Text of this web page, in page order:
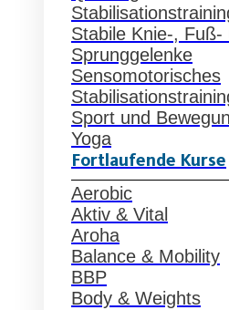
Stabile Knie-, Fuß-
Sprunggelenke
Sensomotorisches
Sport und
Yoga
Fortlaufende Kurse
Aerobic
Aktiv & Vital
Aroha
Balance & Mobility
BBP
Body & Weights